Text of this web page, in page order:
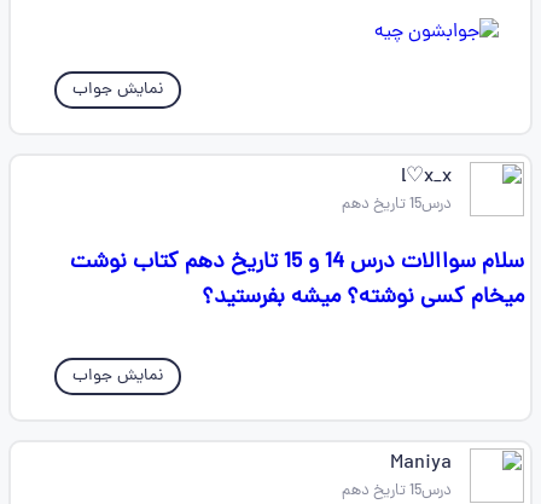
نمایش جواب
l♡x_x
درس15 تاریخ دهم
سلام سواالات درس 14 و 15 تاریخ دهم کتاب نوشت
میخام کسی نوشته؟ میشه بفرستید؟
نمایش جواب
Maniya
درس15 تاریخ دهم